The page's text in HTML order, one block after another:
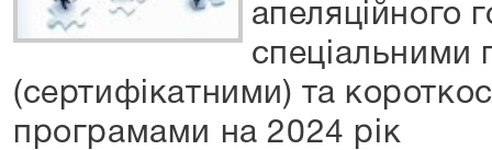
апеляційного
спеціальними
(сертифікатними) та
програмами на 2024 рік